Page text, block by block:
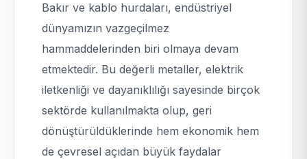
Bakır ve kablo hurdaları, endüstriyel
dünyamızın vazgeçilmez
hammaddelerinden biri olmaya devam
etmektedir. Bu değerli metaller, elektrik
iletkenliği ve dayanıklılığı sayesinde birçok
sektörde kullanılmakta olup, geri
dönüştürüldüklerinde hem ekonomik hem
de çevresel açıdan büyük faydalar